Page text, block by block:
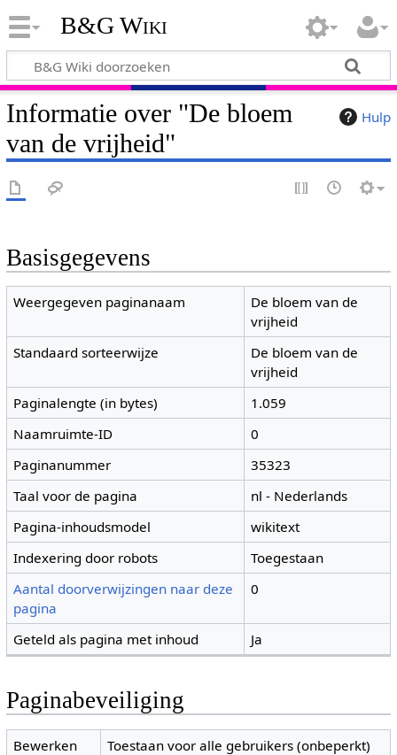
B&G Wiki
Hulp
Informatie over "De bloem
van de vrijheid"
Basisgegevens
Weergegeven paginanaam
De bloem van de
vrijheid
Standaard sorteerwijze
De bloem van de
vrijheid
Paginalengte (in bytes)
1.059
Naamruimte-ID
0
Paginanummer
35323
Taal voor de pagina
nl - Nederlands
Pagina-inhoudsmodel
wikitext
Indexering door robots
Toegestaan
Aantal doorverwijzingen naar deze
pagina
0
Geteld als pagina met inhoud Ja
Paginabeveiliging
Bewerken
Toestaan voor alle gebruikers (onbeperkt)